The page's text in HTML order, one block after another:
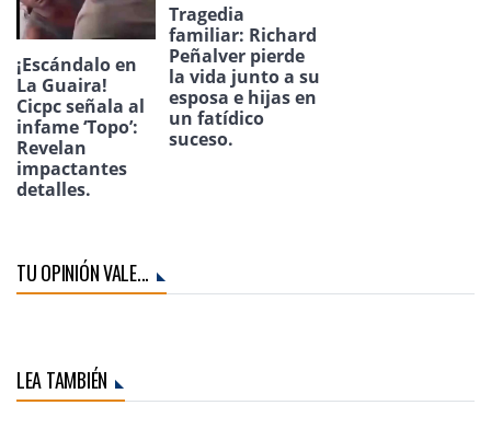
¡Escándalo en
La Guaira!
Cicpc señala al
infame ‘Topo’:
Revelan
impactantes
detalles.
Tragedia
familiar: Richard
Peñalver pierde
la vida junto a su
esposa e hijas en
un fatídico
suceso.
TU OPINIÓN VALE...
LEA TAMBIÉN